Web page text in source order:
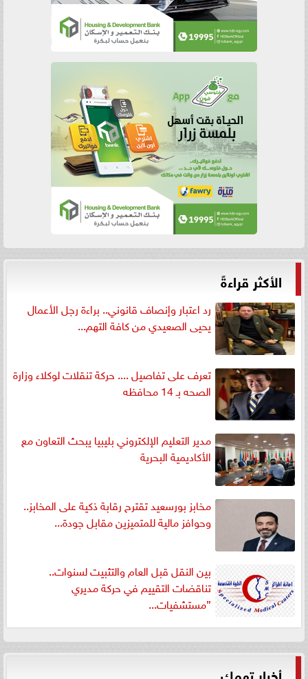
الأكثر قراءةً
رد اعتبار وإنصاف قانوني.. براءة رجل الأعمال
يحيى الصعيدي من كافة التهم...
تعرف على تفاصيل .... حركة تنقلات لوكلاء وزارة
الصحه بـ 14 محافظه
مدير التعليم الإلكتروني بليبيا يبحث التعاون مع
الأكاديمية البحرية
مخابز بورسعيد تقترح رقابة ذكية على المخابز..
وحوافز مالية للمتميزين مقابل جودة...
بين النقل قبل العام والتثبيت لسنوات..
تناقضات التقييم في حركة مديري
”مستشفيات...
أخبار تهمك